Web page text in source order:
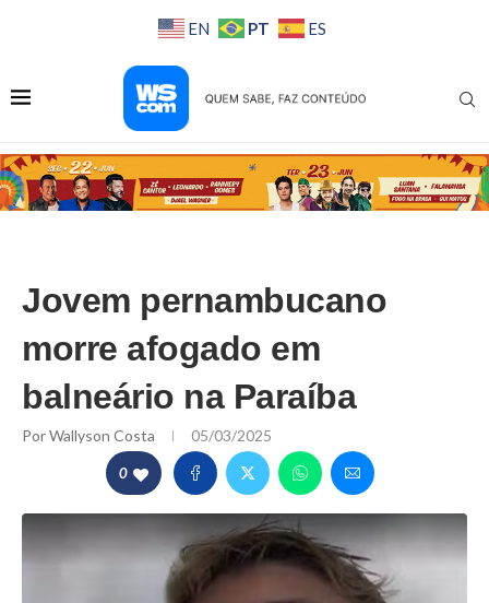
EN PT ES
Jovem pernambucano
morre afogado em
balneário na Paraíba
PorWallyson Costa 05/03/2025
0